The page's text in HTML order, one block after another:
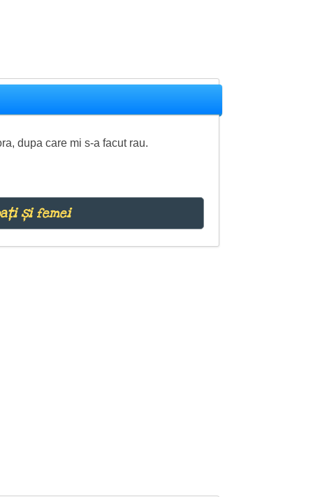
dupa care mi s-a facut rau.
și femei